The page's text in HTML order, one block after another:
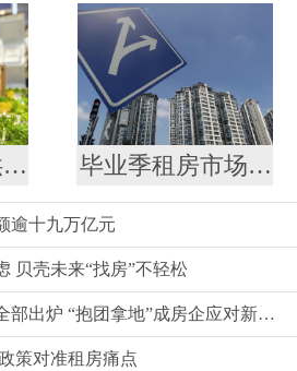
22城首批集中供地计划全部出炉 “抱团拿地”成房企应对新策略 毕业季租房市场升温 新政策对准租房痛点
逾十九万亿元
贝壳未来“找房”不轻松
22城首批集中供地计划全部出炉 “抱团拿地”成房企应对新策略
策对准租房痛点